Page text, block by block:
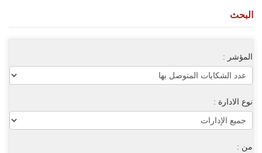
البحث
المؤشر :
نوع الادارة :
من :